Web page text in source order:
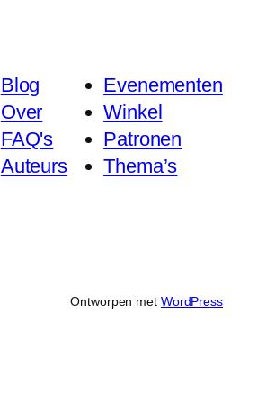
Blog
Over
FAQ's
Auteurs
Evenementen
Winkel
Patronen
Thema’s
Ontworpen met WordPress